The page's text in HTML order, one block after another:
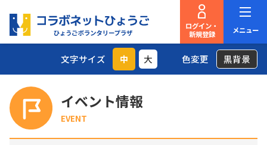
ログイン・
新規登録
メニュー
文字サイズ 中 大 色変更 黒背景
イベント情報
EVENT